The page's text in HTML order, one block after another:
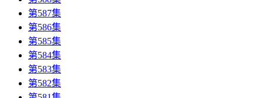
第587集
第586集
第585集
第584集
第583集
第582集